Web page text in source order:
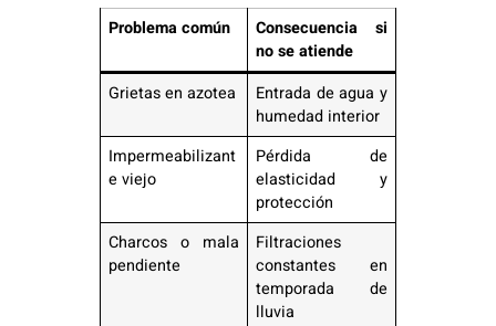
Problema común
Consecuencia si
no se atiende
Grietas en azotea
Entrada de agua y
humedad interior
Impermeabilizant
e viejo
Pérdida de
elasticidad y
protección
Charcos o mala
pendiente
Filtraciones
constantes en
temporada de
lluvia